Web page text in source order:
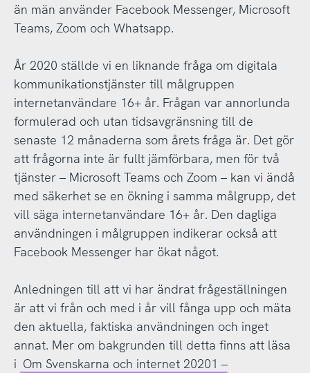
än män använder Facebook Messenger, Microsoft
Teams, Zoom och Whatsapp.
År 2020 ställde vi en liknande fråga om digitala
kommunikationstjänster till målgruppen
internetanvändare 16+ år. Frågan var annorlunda
formulerad och utan tidsavgränsning till de
senaste 12 månaderna som årets fråga är. Det gör
att frågorna inte är fullt jämförbara, men för två
tjänster – Microsoft Teams och Zoom – kan vi ändå
med säkerhet se en ökning i samma målgrupp, det
vill säga internetanvändare 16+ år. Den dagliga
användningen i målgruppen indikerar också att
Facebook Messenger har ökat något.
Anledningen till att vi har ändrat frågeställningen
är att vi från och med i år vill fånga upp och mäta
den aktuella, faktiska användningen och inget
annat. Mer om bakgrunden till detta finns att läsa
i Om Svenskarna och internet 20201 –